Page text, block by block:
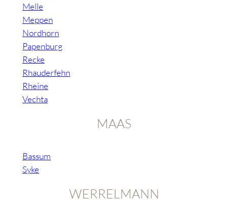
Melle
Meppen
Nordhorn
Papenburg
Recke
Rhauderfehn
Rheine
Vechta
MAAS
Bassum
Syke
WERRELMANN